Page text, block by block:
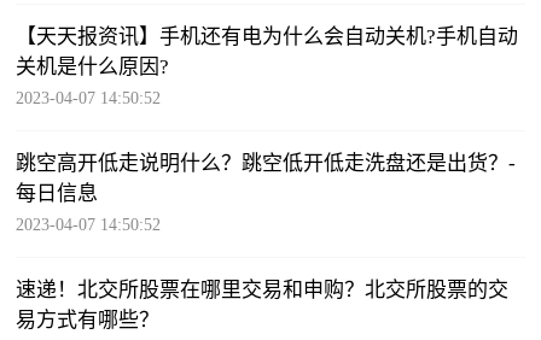
【天天报资讯】手机还有电为什么会自动关机?手机自动
关机是什么原因?
2023-04-07 14:50:52
跳空高开低走说明什么？跳空低开低走洗盘还是出货？-
每日信息
2023-04-07 14:50:52
速递！北交所股票在哪里交易和申购？北交所股票的交
易方式有哪些？